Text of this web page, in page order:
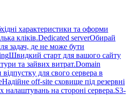
характеристики та оформи
кліків.Dedicated serverОбирай
задач, де не може бути
Швидкий старт для вашого сайту
та зайвих витрат.Domain
для свого сервера в
Надійне off-site сховище під резервні
налаштувань на стороні сервера.S3-